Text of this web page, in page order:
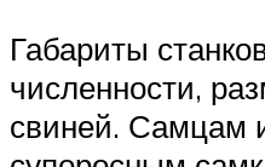
Габариты
численности,
свиней. Самцам